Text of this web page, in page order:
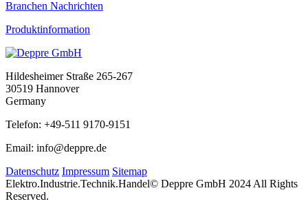
Branchen Nachrichten
Produktinformation
Hildesheimer Straße 265-267
30519 Hannover
Germany
Telefon: +49-511 9170-9151
Email: info@deppre.de
Datenschutz Impressum Sitemap
Elektro.Industrie.Technik.Handel© Deppre GmbH 2024 All Rights
Reserved.